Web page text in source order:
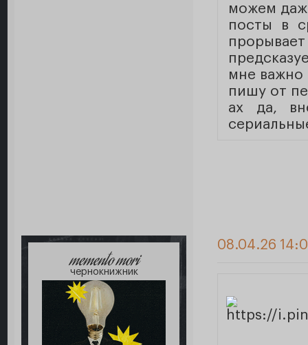
можем
посты в
мне
пишу от
ах да,
memento mori
чернокнижник
08.04.26